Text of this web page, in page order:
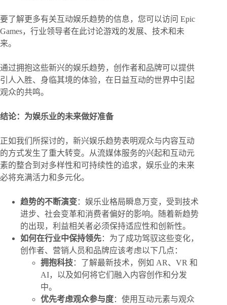
要了解更多有关互动娱乐趋势的信息，您可以访问 Epic
Games，行业领导者在此讨论游戏的发展、技术和未
来。
通过拥抱这些新兴的娱乐趋势，创作者和品牌可以提供
引人入胜、身临其境的体验，在日益互动的世界中引起
观众的共鸣。
结论：为娱乐业的未来做好准备
正如我们所探讨的，新兴娱乐趋势表明观众与内容互动
的方式发生了重大转变。从流媒体服务的兴起和互动元
素的整合到对多样性和可持续性的追求，娱乐业的未来
必将充满活力和多元化。
趋势的不断演变：娱乐业格局瞬息万变，受到技术
进步、社会变革和消费者偏好的影响。随着新趋势
的出现，利益相关者必须保持适应性和创新性。
如何在行业中保持领先：为了成功驾驭这些变化，
创作者、营销人员和品牌应该考虑以下几点：
拥抱科技：了解最新技术，例如 AR、VR 和
AI，以及如何将它们融入内容创作和分发
中。
优先考虑观众参与度：使用互动元素与观众